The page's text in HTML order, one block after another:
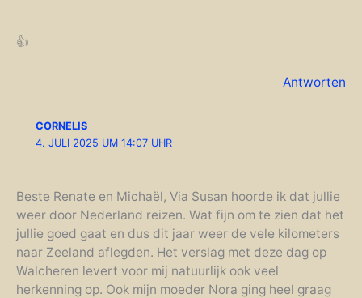
👍
Antworten
CORNELIS
4. JULI 2025 UM 14:07 UHR
Beste Renate en Michaël, Via Susan hoorde ik dat jullie
weer door Nederland reizen. Wat fijn om te zien dat het
jullie goed gaat en dus dit jaar weer de vele kilometers
naar Zeeland aflegden. Het verslag met deze dag op
Walcheren levert voor mij natuurlijk ook veel
herkenning op. Ook mijn moeder Nora ging heel graag